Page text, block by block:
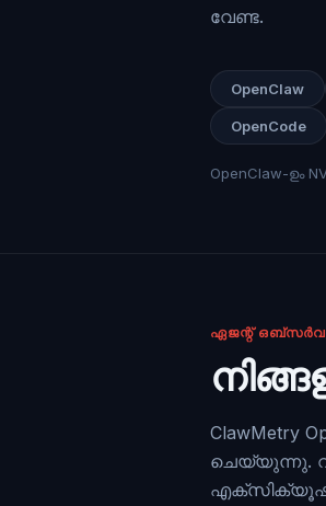
വേണ്ട.
OpenClaw
OpenCode
OpenClaw-ഉം
ഏജന്റ്
ClawMetry
ചെയ്യുന്നു.